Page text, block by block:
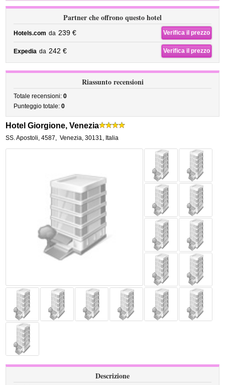
Partner che offrono questo hotel
Hotels.com da 239 € Verifica il prezzo
Expedia da 242 € Verifica il prezzo
Riassunto recensioni
Totale recensioni:0
Punteggio totale:0
Hotel Giorgione, Venezia
SS. Apostoli, 4587, Venezia,30131, Italia
Descrizione